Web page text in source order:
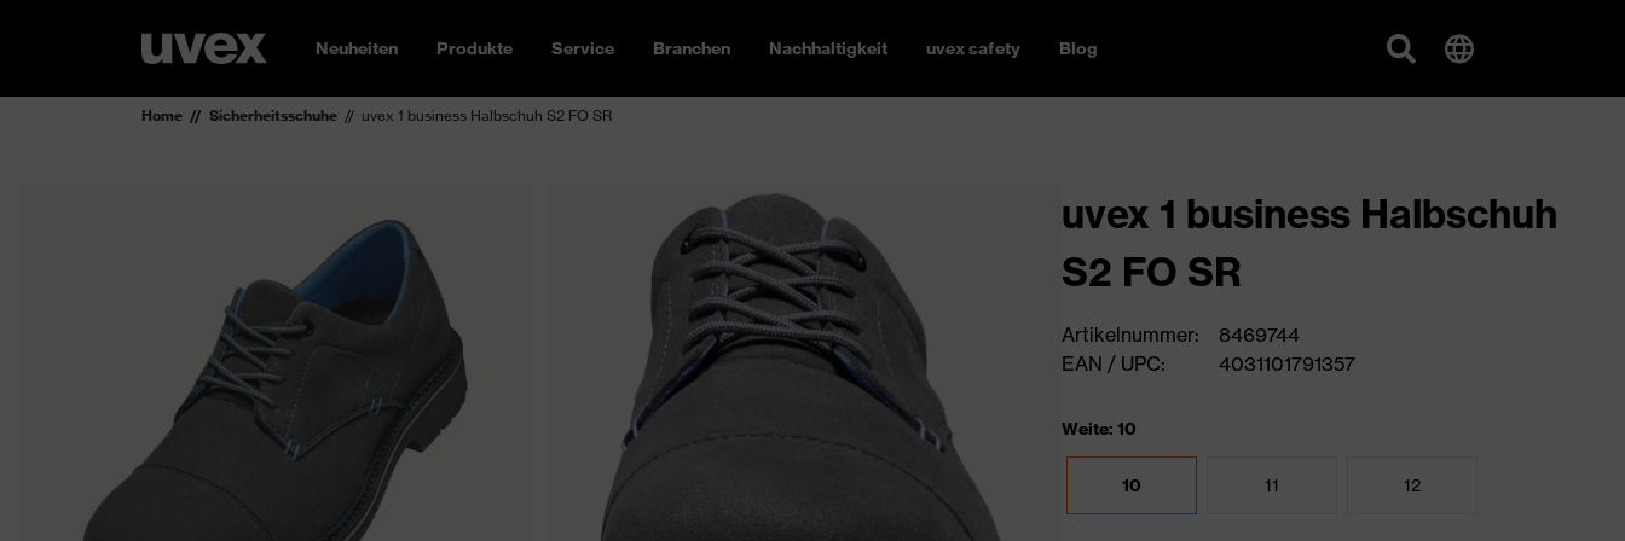
Neuheiten Produkte Service Branchen Nachhaltigkeit uvex safety Blog
Home Sicherheitsschuhe uvex 1 business Halbschuh S2 FO SR
uvex 1 business Halbschuh
S2 FO SR
Artikelnummer:
8469744
EAN / UPC:
4031101791357
Weite: 10
10 11 12